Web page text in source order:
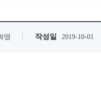
영 작성일 2019-10-01